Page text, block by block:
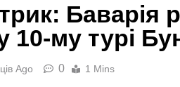
Баварія
10-му турі
Ago 0 1 Mins